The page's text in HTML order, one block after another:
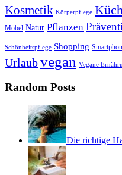
Kosmetik Körperpflege
Möbel Natur Pflanzen
Schönheitspflege Shopping
Urlaubvegan Vegane
Random Posts
Die richtige